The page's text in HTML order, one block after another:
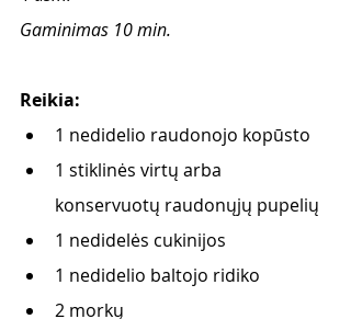
Gaminimas 10 min.
Reikia:
1 nedidelio raudonojo kopūsto
1 stiklinės virtų arba
konservuotų raudonųjų pupelių
1 nedidelės cukinijos
1 nedidelio baltojo ridiko
2 morkų